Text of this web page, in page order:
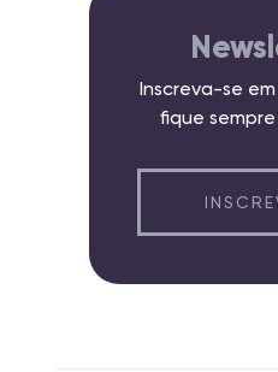
Inscreva-se
fique